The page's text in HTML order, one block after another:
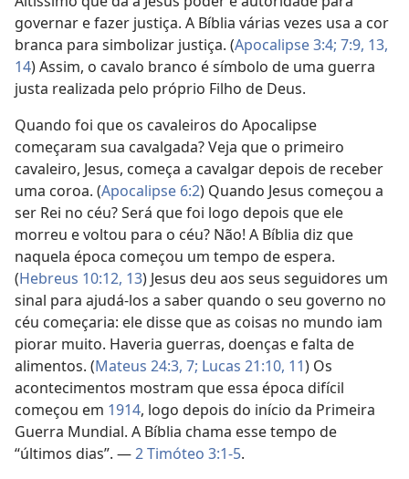
governar e fazer justiça. A Bíblia várias vezes usa a cor
branca para simbolizar justiça. (Apocalipse 3:4; 7:9, 13,
14) Assim, o cavalo branco é símbolo de uma guerra
justa realizada pelo próprio Filho de Deus.
Quando foi que os cavaleiros do Apocalipse
começaram sua cavalgada? Veja que o primeiro
cavaleiro, Jesus, começa a cavalgar depois de receber
uma coroa. (Apocalipse 6:2) Quando Jesus começou a
ser Rei no céu? Será que foi logo depois que ele
morreu e voltou para o céu? Não! A Bíblia diz que
naquela época começou um tempo de espera.
(Hebreus 10:12, 13) Jesus deu aos seus seguidores um
sinal para ajudá-los a saber quando o seu governo no
céu começaria: ele disse que as coisas no mundo iam
piorar muito. Haveria guerras, doenças e falta de
alimentos. (Mateus 24:3, 7; Lucas 21:10, 11) Os
acontecimentos mostram que essa época difícil
começou em 1914, logo depois do início da Primeira
Guerra Mundial. A Bíblia chama esse tempo de
“últimos dias”. —2 Timóteo 3:1-5.